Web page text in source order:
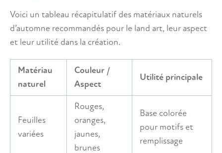
Voici un tableau récapitulatif des matériaux naturels
d’automne recommandés pour le land art, leur aspect
et leur utilité dans la création.
Matériau
naturel
Couleur /
Aspect
Utilité principale
Feuilles
variées
Rouges,
oranges,
jaunes,
brunes
Base colorée
pour motifs et
remplissage